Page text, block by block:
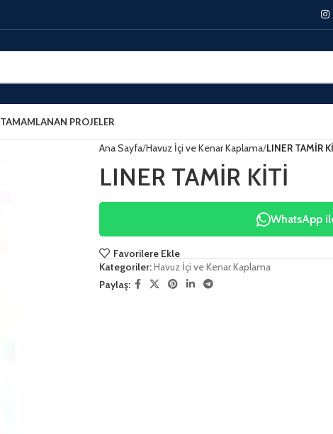
TAMAMLANAN PROJELER
Ana Sayfa Havuz İçi ve Kenar Kaplama LINER TAMİR
LINER TAMİR KİTİ
WhatsApp
Favorilere Ekle
Kategoriler:Havuz İçi ve Kenar Kaplama
Paylaş: